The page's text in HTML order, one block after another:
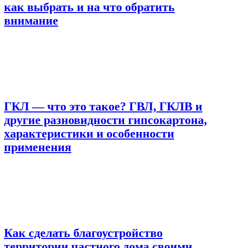
как выбрать и на что обратить
внимание
ГКЛ — что это такое? ГВЛ, ГКЛВ и
другие разновидности гипсокартона,
характеристики и особенности
применения
Как сделать благоустройство